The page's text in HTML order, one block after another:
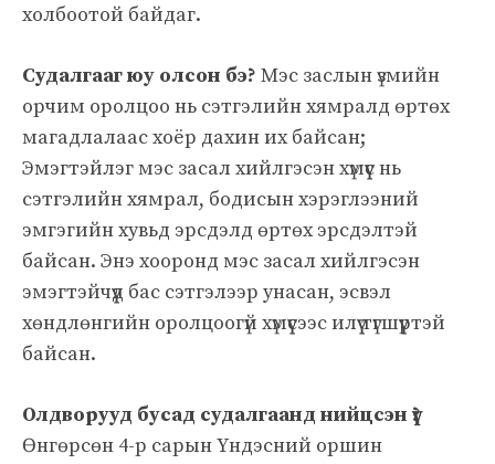
холбоотой байдаг.
Судалгааг юу олсон бэ? Мэс заслын үзмийн
орчим оролцоо нь сэтгэлийн хямралд өртөх
магадлалаас хоёр дахин их байсан;
Эмэгтэйлэг мэс засал хийлгэсэн хүмүүс нь
сэтгэлийн хямрал, бодисын хэрэглээний
эмгэгийн хувьд эрсдэлд өртөх эрсдэлтэй
байсан. Энэ хооронд мэс засал хийлгэсэн
эмэгтэйчүүд бас сэтгэлээр унасан, эсвэл
хөндлөнгийн оролцоогүй хүмүүсээс илүү түгшүүртэй
байсан.
Олдворууд бусад судалгаанд нийцсэн үү?
Өнгөрсөн 4-р сарын Үндэсний оршин